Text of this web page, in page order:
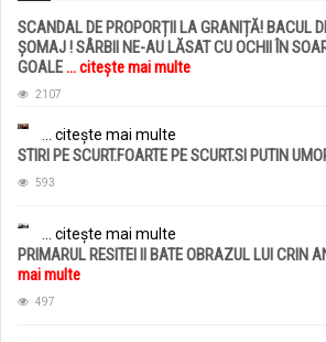
SCANDAL DE PROPORȚII LA GRANIȚĂ! BACUL
ȘOMAJ ! SÂRBII NE-AU LĂSAT CU OCHII ÎN
GOALE... citește mai multe
2107
... citește mai multe
STIRI PE SCURT.FOARTE PE SCURT.SI PUTIN
593
... citește mai multe
PRIMARUL RESITEI II BATE OBRAZUL LUI CRIN
mai multe
497